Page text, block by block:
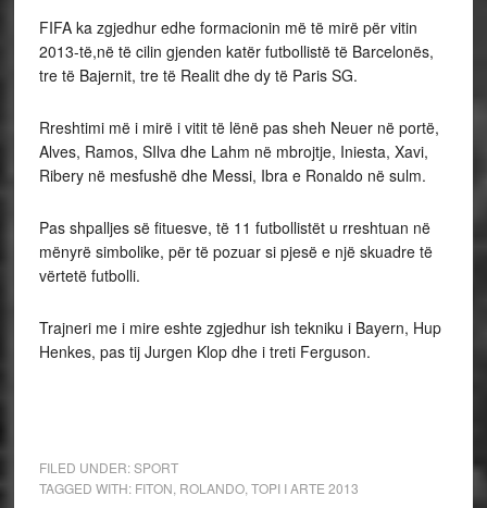
FIFA ka zgjedhur edhe formacionin më të mirë për vitin
2013-të,në të cilin gjenden katër futbollistë të Barcelonës,
tre të Bajernit, tre të Realit dhe dy të Paris SG.
Rreshtimi më i mirë i vitit të lënë pas sheh Neuer në portë,
Alves, Ramos, SIlva dhe Lahm në mbrojtje, Iniesta, Xavi,
Ribery në mesfushë dhe Messi, Ibra e Ronaldo në sulm.
Pas shpalljes së fituesve, të 11 futbollistët u rreshtuan në
mënyrë simbolike, për të pozuar si pjesë e një skuadre të
vërtetë futbolli.
Trajneri me i mire eshte zgjedhur ish tekniku i Bayern, Hup
Henkes, pas tij Jurgen Klop dhe i treti Ferguson.
FILED UNDER:SPORT
TAGGED WITH: FITON ROLANDO, TOPI I ARTE 2013